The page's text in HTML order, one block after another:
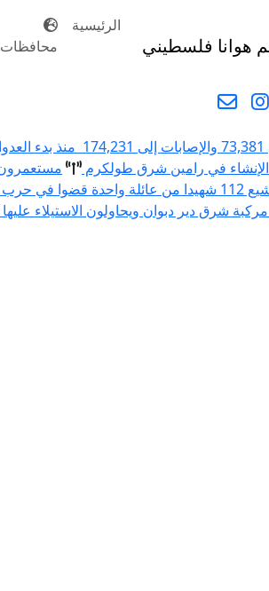
هوانا فلسطيني
الرئيسية
محافظات
في رامين شرق طولكرم
في حرب الإبادة
شرق دير دبوان ويحاولون الاستيلاء عليها